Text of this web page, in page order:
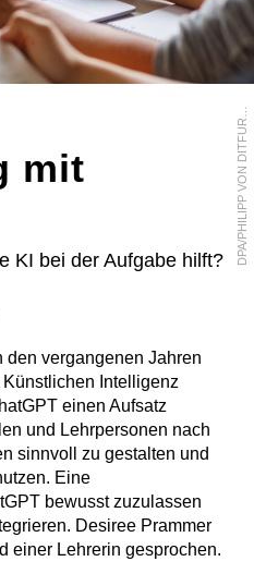
D
P
A
/
P
H
I
L
I
P
P
V
O
N
D
I
T
F
U
R
T
H
mit
KI bei der Aufgabe hilft?
den vergangenen Jahren
Intelligenz
einen Aufsatz
und Lehrpersonen nach
sinnvoll zu gestalten und
Eine
bewusst zuzulassen
Desiree Prammer
einer Lehrerin gesprochen.